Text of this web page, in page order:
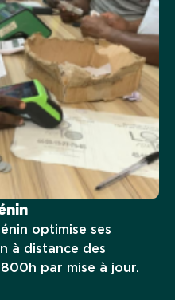
optimise ses
à distance des
par mise à jour.